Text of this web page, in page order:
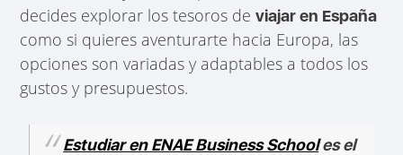
decides explorar los tesoros deviajar en España
como si quieres aventurarte hacia Europa, las
opciones son variadas y adaptables a todos los
gustos y presupuestos.
Estudiar en ENAE Business Schooles el